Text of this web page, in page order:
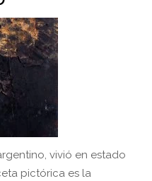
vivió en estado
pictórica es la